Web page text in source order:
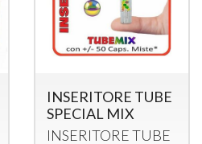
INSERITORE TUBE
SPECIAL MIX
INSERITORETUBE